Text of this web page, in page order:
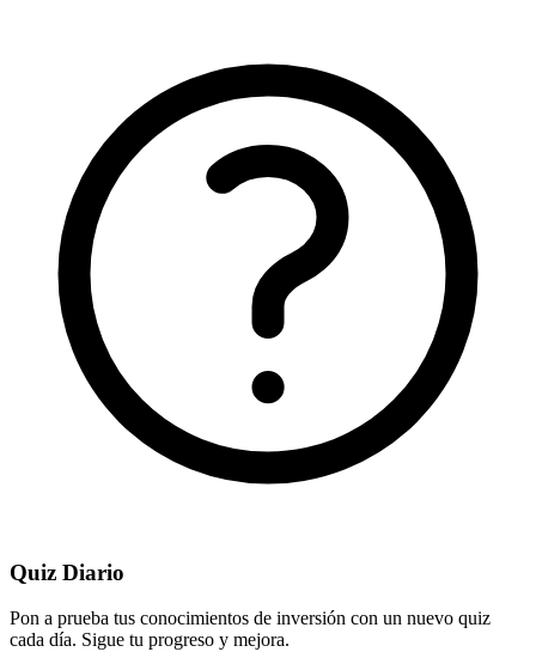
Quiz Diario
Pon a prueba tus conocimientos de inversión con un nuevo quiz
cada día. Sigue tu progreso y mejora.